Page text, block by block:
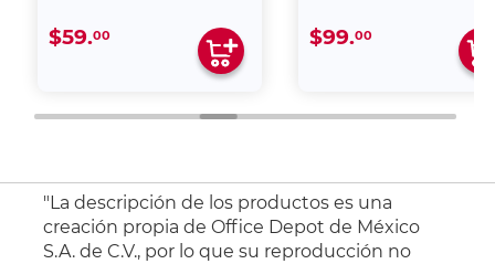
$59.00 $99.00
"La descripción de los productos es una
creación propia de Office Depot de México
S.A. de C.V., por lo que su reproducción no